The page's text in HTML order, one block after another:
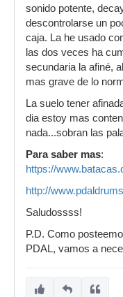
sonido potente,
descontrolarse un
caja. La he usado
las dos veces ha
secundaria la afiné,
mas grave de lo
La suelo tener
dia estoy mas
nada...sobran las
Para saber mas:
https://
http://
Saludossss!
P.D. Como
PDAL, vamos a